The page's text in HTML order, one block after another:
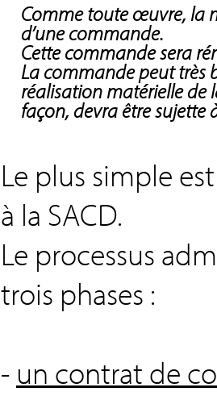
Comme toute œuvre, la
d’une commande.
Cette commande sera
La commande peut très
réalisation matérielle de
façon, devra être
Le plus simple
à la SACD.
Le processus
trois phases :
- un contrat de